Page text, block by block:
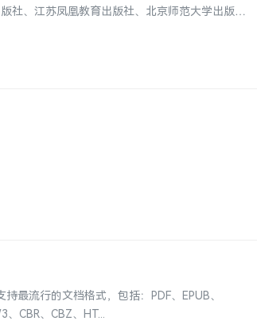
社、江苏凤凰教育出版社、北京师范大学出版
最流行的文档格式，包括：PDF、EPUB、
CBR、CBZ、HT...